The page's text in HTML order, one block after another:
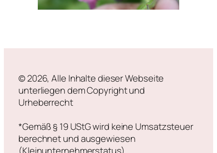
© 2026, Alle Inhalte dieser Webseite
unterliegen dem Copyright und
Urheberrecht
*Gemäß § 19 UStG wird keine Umsatzsteuer
berechnet und ausgewiesen
(Kleinunternehmerstatus).